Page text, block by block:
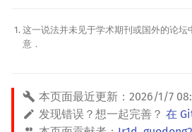
这一说法并未见于学术期刊或国外的论坛
意．
本页面最近更新： 2026/1/7
发现错误？想一起完善？ 在